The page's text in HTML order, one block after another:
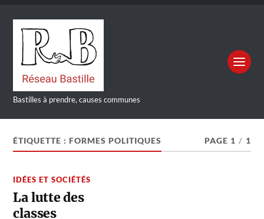
Bastilles à prendre, causes communes
ÉTIQUETTE :FORMES POLITIQUES PAGE 1 / 1
IDÉES ET SOCIÉTÉS
La lutte des
classes